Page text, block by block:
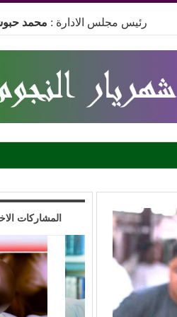
رئيس مجلس الادارة : محمد
المشاركات